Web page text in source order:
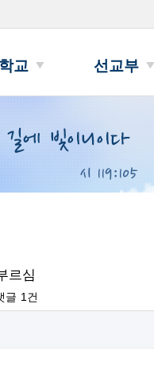
교 선교부
르심
글 1건